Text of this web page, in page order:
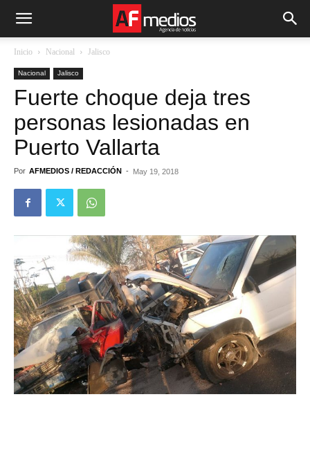
Inicio Nacional Jalisco
Nacional Jalisco
Fuerte choque deja tres
personas lesionadas en
Puerto Vallarta
Por AFMEDIOS / REDACCIÓN - May 19, 2018